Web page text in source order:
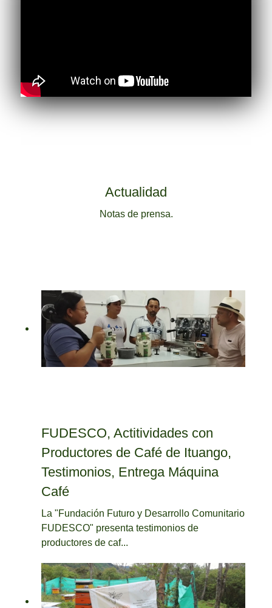
Actualidad
Notas de prensa.
FUDESCO, Actitividades con
Productores de Café de Ituango,
Testimonios, Entrega Máquina
Café
La "Fundación Futuro y Desarrollo Comunitario
FUDESCO" presenta testimonios de
productores de caf...